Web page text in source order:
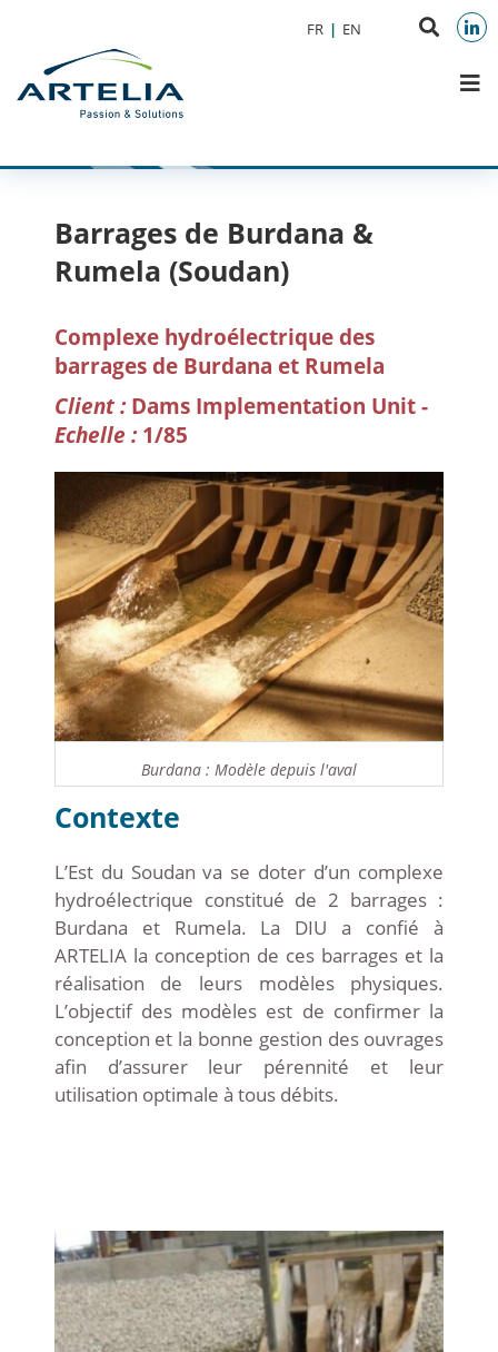
Aller à la recherche
FR EN
Barrages de Burdana &
Rumela (Soudan)
Complexe hydroélectrique des
barrages de Burdana et Rumela
Client :Dams Implementation Unit -
Echelle :1/85
Burdana : Modèle depuis l'aval
Contexte
L’Est du Soudan va se doter d’un complexe
hydroélectrique constitué de 2 barrages :
Burdana et Rumela. La DIU a confié à
ARTELIA la conception de ces barrages et la
réalisation de leurs modèles physiques.
L’objectif des modèles est de confirmer la
conception et la bonne gestion des ouvrages
afin d’assurer leur pérennité et leur
utilisation optimale à tous débits.